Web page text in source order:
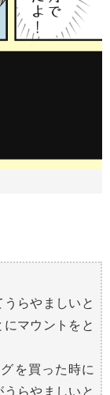
らやましいと
マウントをと
を買った時に
らやましいと